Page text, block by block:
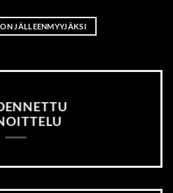
JÄLLEENMYYJÄKSI